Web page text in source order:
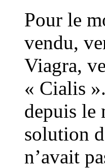
Pour le
vendu,
Viagra,
« Cialis
depuis le
solution
n’avait